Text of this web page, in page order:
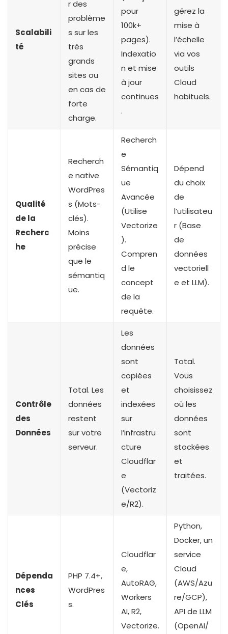
Scalabili
té
r des
problème
s sur les
très
grands
sites ou
en cas de
forte
charge.
pour
100k+
pages).
Indexatio
n et mise
à jour
continues
.
gérez la
mise à
l’échelle
via vos
outils
Cloud
habituels.
Qualité
de la
Recherc
he
Recherch
e native
WordPres
s (Mots-
clés).
Moins
précise
que le
sémantiq
ue.
Recherch
e
Sémantiq
ue
Avancée
(Utilise
Vectorize
).
Compren
d le
concept
de la
requête.
Dépend
du choix
de
l’utilisateu
r (Base
de
données
vectoriell
e et LLM).
Contrôle
des
Données
Total. Les
données
restent
sur votre
serveur.
Les
données
sont
copiées
et
indexées
sur
l’infrastru
cture
Cloudflar
e
(Vectoriz
e/R2).
Total.
Vous
choisissez
où les
données
sont
stockées
et
traitées.
Dépenda
nces
Clés
PHP 7.4+,
WordPres
s.
Cloudflar
e,
AutoRAG,
Workers
AI, R2,
Vectorize.
Python,
Docker, un
service
Cloud
(AWS/Azu
re/GCP),
API de LLM
(OpenAI/